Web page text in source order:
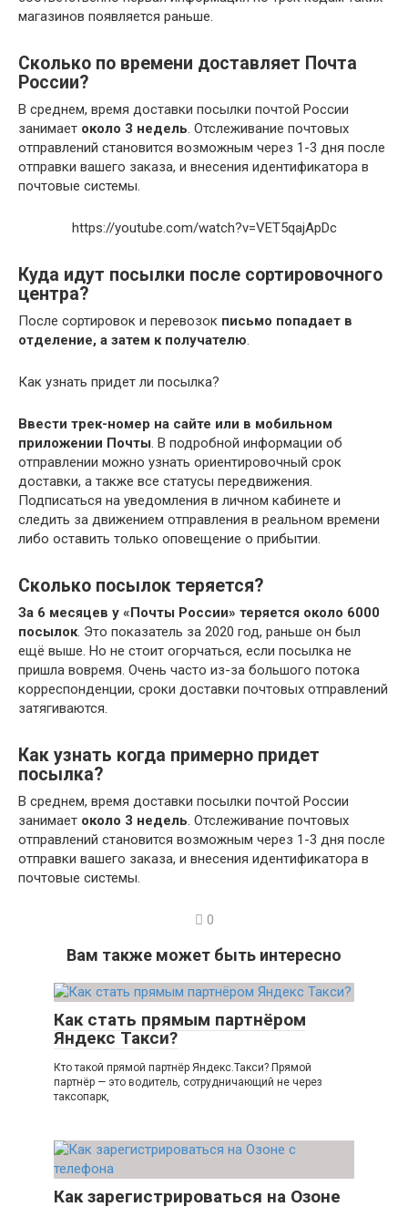
магазинов появляется раньше.
Сколько по времени доставляет Почта
России?
В среднем, время доставки посылки почтой России
занимает около 3 недель. Отслеживание почтовых
отправлений становится возможным через 1-3 дня после
отправки вашего заказа, и внесения идентификатора в
почтовые системы.
https://youtube.com/watch?v=VET5qajApDc
Куда идут посылки после сортировочного
центра?
После сортировок и перевозок письмо попадает в
отделение, а затем к получателю.
Как узнать придет ли посылка?
Ввести трек-номер на сайте или в мобильном
приложении Почты. В подробной информации об
отправлении можно узнать ориентировочный срок
доставки, а также все статусы передвижения.
Подписаться на уведомления в личном кабинете и
следить за движением отправления в реальном времени
либо оставить только оповещение о прибытии.
Сколько посылок теряется?
За 6 месяцев у «Почты России» теряется около 6000
посылок. Это показатель за 2020 год, раньше он был
ещё выше. Но не стоит огорчаться, если посылка не
пришла вовремя. Очень часто из-за большого потока
корреспонденции, сроки доставки почтовых отправлений
затягиваются.
Как узнать когда примерно придет
посылка?
В среднем, время доставки посылки почтой России
занимает около 3 недель. Отслеживание почтовых
отправлений становится возможным через 1-3 дня после
отправки вашего заказа, и внесения идентификатора в
почтовые системы.
0
Вам также может быть интересно
Как стать прямым партнёром
Яндекс Такси?
Кто такой прямой партнёр Яндекс.Такси? Прямой
партнёр — это водитель, сотрудничающий не через
таксопарк,
Как зарегистрироваться на Озоне